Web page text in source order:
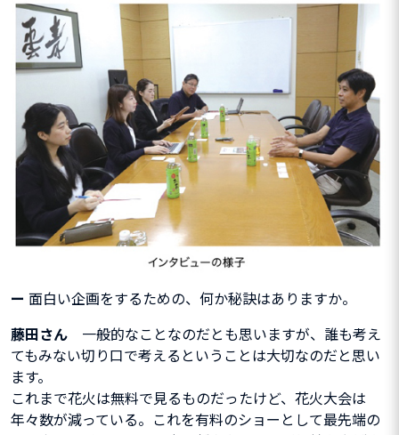
ー 面白い企画をするための、何か秘訣はありますか。
藤田さん
一般的なことなのだとも思いますが、誰も考え
てもみない切り口で考えるということは大切なのだと思い
ます。
これまで花火は無料で見るものだったけど、花火大会は
年々数が減っている。これを有料のショーとして最先端の